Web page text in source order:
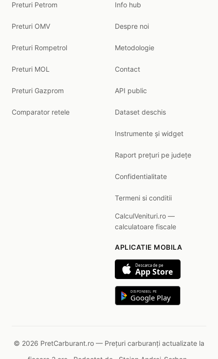
Preturi Petrom
Preturi OMV
Preturi Rompetrol
Preturi MOL
Preturi Gazprom
Comparator retele
Info hub
Despre noi
Metodologie
Contact
API public
Dataset deschis
Instrumente și widget
Raport prețuri pe județe
Confidentialitate
Termeni si conditii
CalculVenituri.ro —
calculatoare fiscale
APLICATIE MOBILA
Descarca de pe
App Store
DISPONIBIL PE
Google Play
© 2026 PretCarburant.ro — Prețuri carburanți actualizate la